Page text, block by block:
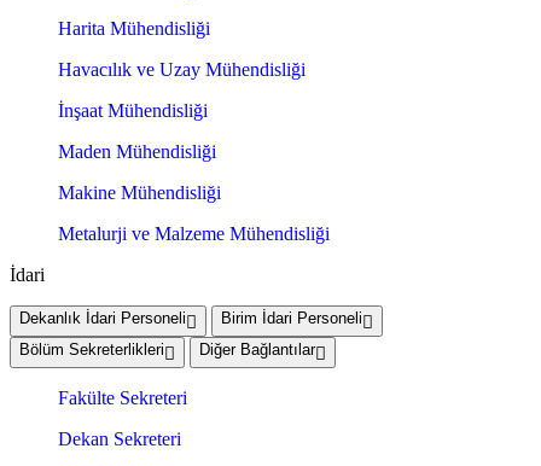
Harita Mühendisliği
Havacılık ve Uzay Mühendisliği
İnşaat Mühendisliği
Maden Mühendisliği
Makine Mühendisliği
Metalurji ve Malzeme Mühendisliği
İdari
Dekanlık İdari Personeli
Birim İdari Personeli
Bölüm Sekreterlikleri
Diğer Bağlantılar
Fakülte Sekreteri
Dekan Sekreteri